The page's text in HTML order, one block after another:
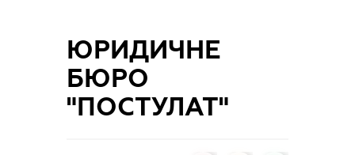
ЮРИДИЧНЕ
БЮРО
"ПОСТУЛАТ"